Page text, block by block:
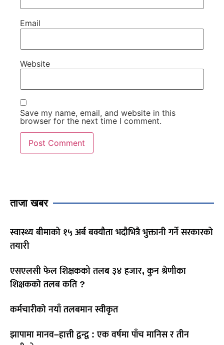
Email
Website
Save my name, email, and website in this
browser for the next time I comment.
ताजा खबर
स्वास्थ्य बीमाको १५ अर्ब बक्यौता भदौभित्रै भुक्तानी गर्ने सरकारको
तयारी
एसएलसी फेल शिक्षकको तलब ३४ हजार, कुन श्रेणीका
शिक्षकको तलब कति ?
कर्मचारीको नयाँ तलबमान स्वीकृत
झापामा मानव–हात्ती द्वन्द्व : एक वर्षमा पाँच मानिस र तीन